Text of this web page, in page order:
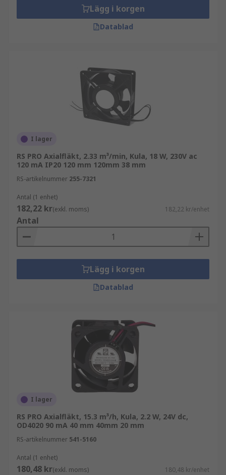
Lägg i korgen
Datablad
I lager
RS PRO Axialfläkt, 2.33 m³/min, Kula, 18 W, 230V ac
120 mA IP20 120 mm 120mm 38 mm
RS-artikelnummer 255-7321
Antal (1 enhet)
182,22 kr(exkl. moms) 182,22 kr/enhet
Antal
Lägg i korgen
Datablad
I lager
RS PRO Axialfläkt, 15.3 m³/h, Kula, 2.2 W, 24V dc,
OD4020 90 mA 40 mm 40mm 20 mm
RS-artikelnummer 541-5160
Antal (1 enhet)
180,48 kr(exkl. moms) 180,48 kr/enhet